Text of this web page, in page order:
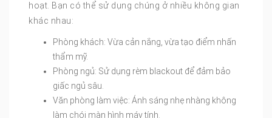
hoạt. Bạn có thể sử dụng chúng ở nhiều không gian
khác nhau:
Phòng khách: Vừa cản nắng, vừa tạo điểm nhấn
thẩm mỹ.
Phòng ngủ: Sử dụng rèm blackout để đảm bảo
giấc ngủ sâu.
Văn phòng làm việc: Ánh sáng nhẹ nhàng không
làm chói màn hình máy tính.